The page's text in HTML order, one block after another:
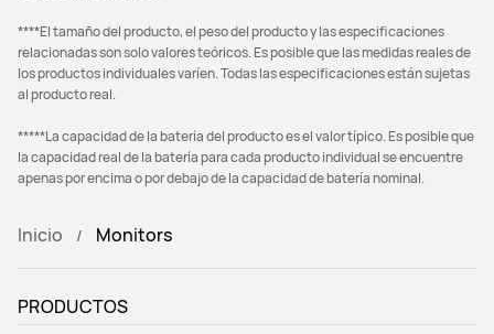
****El tamaño del producto, el peso del producto y las especificaciones
relacionadas son solo valores teóricos. Es posible que las medidas reales de
los productos individuales varíen. Todas las especificaciones están sujetas
al producto real.
*****La capacidad de la batería del producto es el valor típico. Es posible que
la capacidad real de la batería para cada producto individual se encuentre
apenas por encima o por debajo de la capacidad de batería nominal.
Inicio Monitors
PRODUCTOS